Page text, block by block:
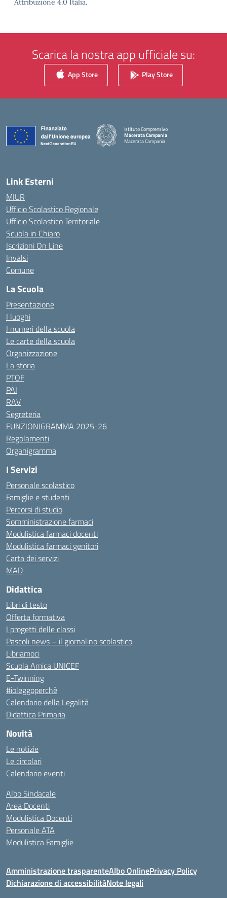
Attribuzione 4.0 Italia.
Scarica la nostra app ufficiale su:
App Store Play Store
Istituto Comprensivo
Macerata Campania
Macerata Campania
— Visita la pagina iniziale della scuola
Link Esterni
MIUR
Ufficio Scolastico Regionale
Ufficio Scolastico Territoriale
Scuola in Chiaro
Iscrizioni On Line
Invalsi
Comune
La Scuola
Presentazione
I luoghi
I numeri della scuola
Le carte della scuola
Organizzazione
La storia
PTOF
PAI
RAV
Segreteria
FUNZIONIGRAMMA 2025-26
Regolamenti
Organigramma
I Servizi
Personale scolastico
Famiglie e studenti
Percorsi di studio
Somministrazione farmaci
Modulistica farmaci docenti
Modulistica farmaci genitori
Carta dei servizi
MAD
Didattica
Libri di testo
Offerta formativa
I progetti delle classi
Pascoli news – il giornalino scolastico
Libriamoci
Scuola Amica UNICEF
E-Twinning
#ioleggoperchè
Calendario della Legalità
Didattica Primaria
Novità
Le notizie
Le circolari
Calendario eventi
Albo Sindacale
Area Docenti
Modulistica Docenti
Personale ATA
Modulistica Famiglie
Amministrazione trasparenteAlbo OnlinePrivacy Policy
Dichiarazione di accessibilitàNote legali